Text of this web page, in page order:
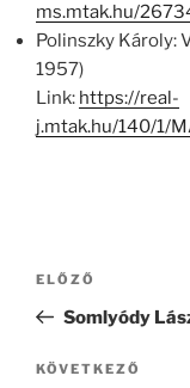
ms.mtak.hu/
Polinszky Károly:
1957)
Link: https://real-
j.mtak.hu/140/1/
Bejegyzés
Korábbi
bejegyzés
ELŐZŐ
Somlyódy
Következő
KÖVETKEZŐ